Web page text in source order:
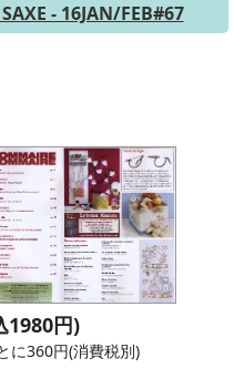
- 16JAN/FEB#67
1980円)
に360円(消費税別)